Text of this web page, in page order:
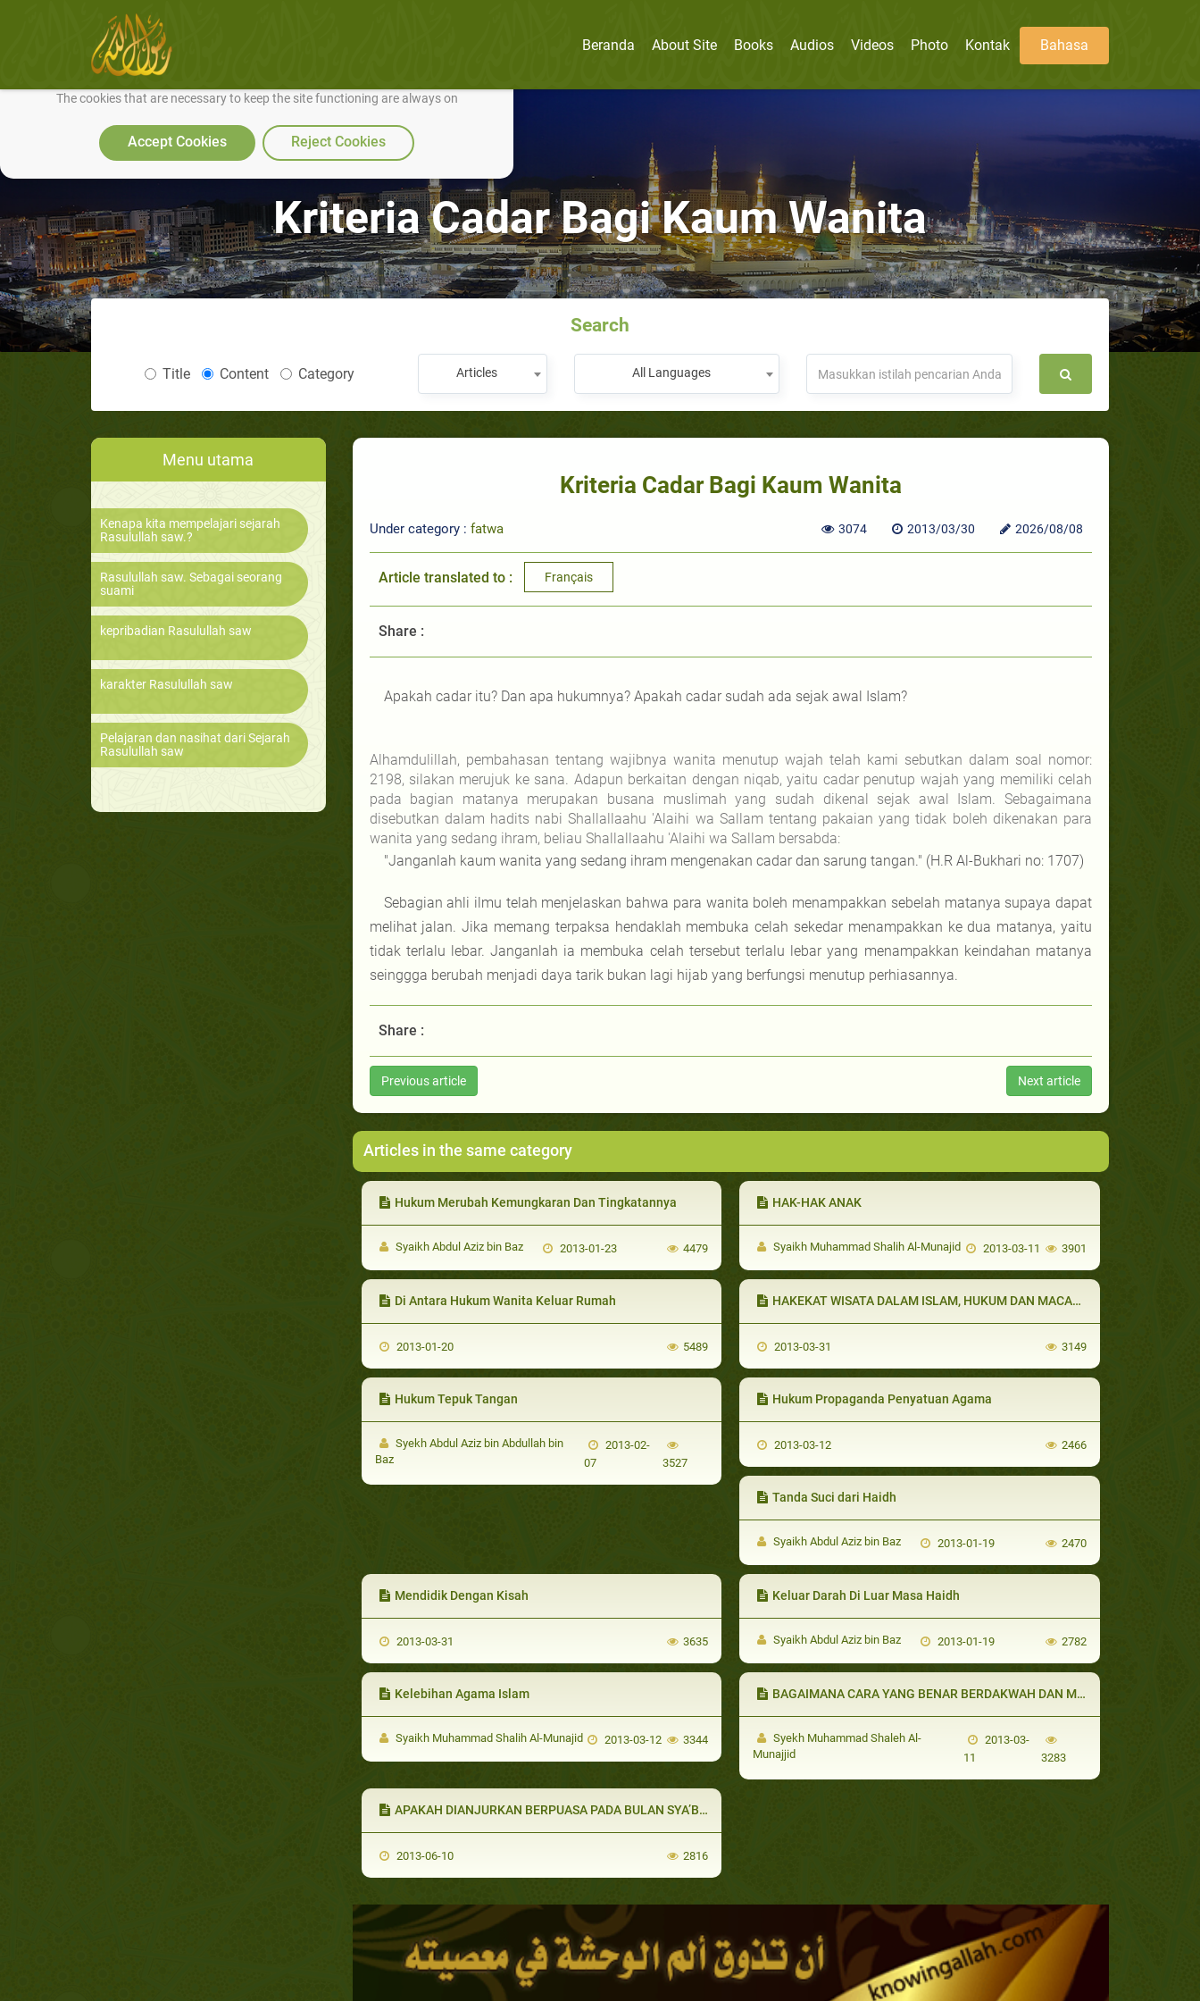
We use cookies to make our site work well for you and so we can continually improve it.
The cookies that are necessary to keep the site functioning are always on
Accept Cookies Reject Cookies
Beranda About Site Books Audios Videos Photo Kontak Bahasa
Kriteria Cadar Bagi Kaum Wanita
Search
Title Content Category Articles All Languages
Menu utama
Kenapa kita mempelajari sejarah
Rasulullah saw.?
Rasulullah saw. Sebagai seorang
suami
kepribadian Rasulullah saw
karakter Rasulullah saw
Pelajaran dan nasihat dari Sejarah
Rasulullah saw
Kriteria Cadar Bagi Kaum Wanita
Under category : fatwa 3074 2013/03/30 2026/08/08
Article translated to : Français
Share :
Apakah cadar itu? Dan apa hukumnya? Apakah cadar sudah ada sejak awal Islam?
Alhamdulillah, pembahasan tentang wajibnya wanita menutup wajah telah kami sebutkan dalam soal nomor:
2198, silakan merujuk ke sana. Adapun berkaitan dengan niqab, yaitu cadar penutup wajah yang memiliki celah
pada bagian matanya merupakan busana muslimah yang sudah dikenal sejak awal Islam. Sebagaimana
disebutkan dalam hadits nabi Shallallaahu 'Alaihi wa Sallam tentang pakaian yang tidak boleh dikenakan para
wanita yang sedang ihram, beliau Shallallaahu 'Alaihi wa Sallam bersabda:
"Janganlah kaum wanita yang sedang ihram mengenakan cadar dan sarung tangan." (H.R Al-Bukhari no: 1707)
Sebagian ahli ilmu telah menjelaskan bahwa para wanita boleh menampakkan sebelah matanya supaya dapat
melihat jalan. Jika memang terpaksa hendaklah membuka celah sekedar menampakkan ke dua matanya, yaitu
tidak terlalu lebar. Janganlah ia membuka celah tersebut terlalu lebar yang menampakkan keindahan matanya
seinggga berubah menjadi daya tarik bukan lagi hijab yang berfungsi menutup perhiasannya.
Share :
Previous article Next article
Articles in the same category
Hukum Merubah Kemungkaran Dan Tingkatannya
Syaikh Abdul Aziz bin Baz 2013-01-23 4479
HAK-HAK ANAK
Syaikh Muhammad Shalih Al-Munajid 2013-03-11 3901
Di Antara Hukum Wanita Keluar Rumah
2013-01-20 5489
HAKEKAT WISATA DALAM ISLAM, HUKUM DAN MACAM-MACAMNYA
2013-03-31 3149
Hukum Tepuk Tangan
Syekh Abdul Aziz bin Abdullah bin
Baz
2013-02-
07
3527
Hukum Propaganda Penyatuan Agama
2013-03-12 2466
Tanda Suci dari Haidh
Syaikh Abdul Aziz bin Baz 2013-01-19 2470
Mendidik Dengan Kisah
2013-03-31 3635
Keluar Darah Di Luar Masa Haidh
Syaikh Abdul Aziz bin Baz 2013-01-19 2782
Kelebihan Agama Islam
Syaikh Muhammad Shalih Al-Munajid 2013-03-12 3344
BAGAIMANA CARA YANG BENAR BERDAKWAH DAN MENGAJARKAN ANAK-ANAK?
Syekh Muhammad Shaleh Al-
Munajjid
2013-03-
11
3283
APAKAH DIANJURKAN BERPUASA PADA BULAN SYA’BAN SECARA PENUH
2013-06-10 2816